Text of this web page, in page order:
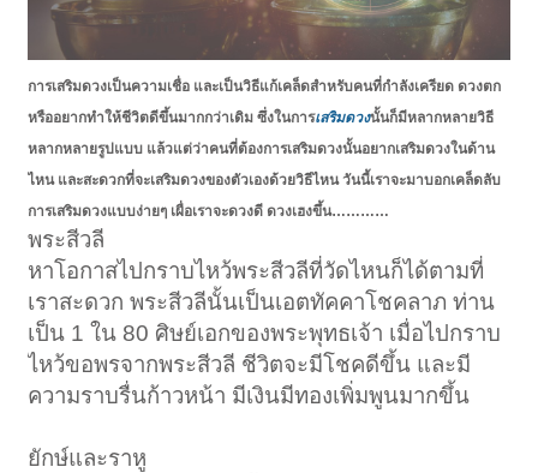
การเสริมดวงเป็นความเชื่อ และเป็นวิธีแก้เคล็ดสำหรับคนที่กำลังเครียด ดวงตก
หรืออยากทำให้ชีวิตดีขึ้นมากกว่าเดิม ซึ่งในการเสริมดวงนั้นก็มีหลากหลายวิธี
หลากหลายรูปแบบ แล้วแต่ว่าคนที่ต้องการเสริมดวงนั้นอยากเสริมดวงในด้าน
ไหน และสะดวกที่จะเสริมดวงของตัวเองด้วยวิธีไหน วันนี้เราจะมาบอกเคล็ดลับ
การเสริมดวงแบบง่ายๆ เผื่อเราจะดวงดี ดวงเฮงขึ้น…………
พระสีวลี
หาโอกาสไปกราบไหว้พระสีวลีที่วัดไหนก็ได้ตามที่
เราสะดวก พระสีวลีนั้นเป็นเอตทัคคาโชคลาภ ท่าน
เป็น 1 ใน 80 ศิษย์เอกของพระพุทธเจ้า เมื่อไปกราบ
ไหว้ขอพรจากพระสีวลี ชีวิตจะมีโชคดีขึ้น และมี
ความราบรื่นก้าวหน้า มีเงินมีทองเพิ่มพูนมากขึ้น
ยักษ์และราหู